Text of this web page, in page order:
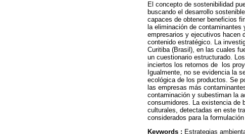
El concepto de sostenibilidad
buscando el desarrollo
capaces de obtener beneficios
la eliminación de
empresarios y ejecutivos hacen
contenido estratégico. La
Curitiba (Brasil), en las cuales
un cuestionario estructurado.
inciertos los retornos de los
Igualmente, no se evidencia la
ecológica de los productos. Se
las empresas más
contaminación y subestiman la
consumidores. La existencia de
culturales, detectadas en este
considerados para la
Keywords : Estrategias